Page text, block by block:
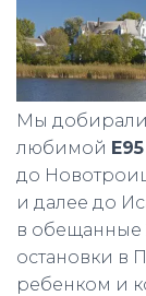
Мы
любимой Е95
до
и далее до
в обещанные
остановки в
ребенком и